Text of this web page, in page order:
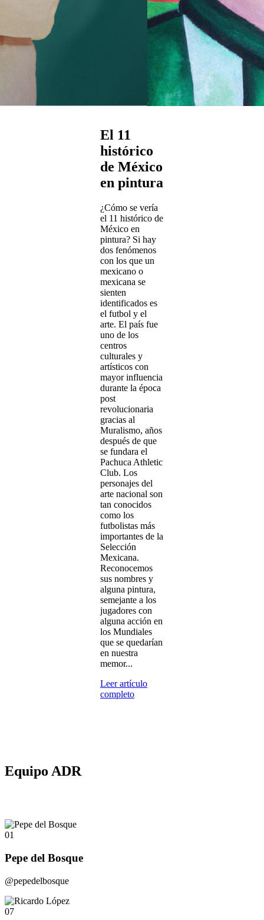
El 11
histórico
de México
en pintura
¿Cómo se vería
el 11 histórico de
México en
pintura? Si hay
dos fenómenos
con los que un
mexicano o
mexicana se
sienten
identificados es
el futbol y el
arte. El país fue
uno de los
centros
culturales y
artísticos con
mayor influencia
durante la época
post
revolucionaria
gracias al
Muralismo, años
después de que
se fundara el
Pachuca Athletic
Club. Los
personajes del
arte nacional son
tan conocidos
como los
futbolistas más
importantes de la
Selección
Mexicana.
Reconocemos
sus nombres y
alguna pintura,
semejante a los
jugadores con
alguna acción en
los Mundiales
que se quedarían
en nuestra
memor...
Leer artículo
completo
Equipo ADR
01
Pepe del Bosque
@pepedelbosque
07